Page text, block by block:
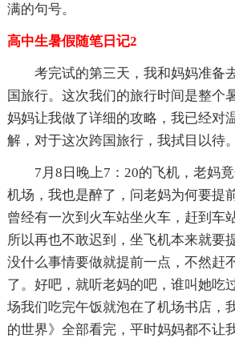
满的句号。
高中生暑假随笔日记2
考完试的第三天，我和妈妈准备
国旅行。这次我们的旅行时间是整个
妈妈让我做了详细的攻略，我已经对
解，对于这次跨国旅行，我拭目以待。
7月8日晚上7：20的飞机，老妈
机场，我也是醉了，问老妈为何要提
曾经有一次到火车站坐火车，赶到车
所以再也不敢迟到，坐飞机本来就要
没什么事情要做就提前一点，不然赶
了。好吧，就听老妈的吧，谁叫她吃
场我们吃完午饭就泡在了机场书店，
的世界》全部看完，平时妈妈都不让